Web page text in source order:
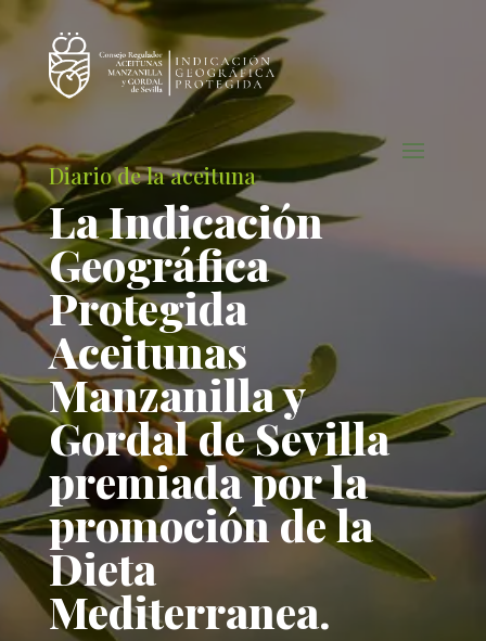
Diario de la aceituna
La Indicación
Geográfica
Protegida
Aceitunas
Manzanilla y
Gordal de Sevilla
premiada por la
promoción de la
Dieta
Mediterranea.